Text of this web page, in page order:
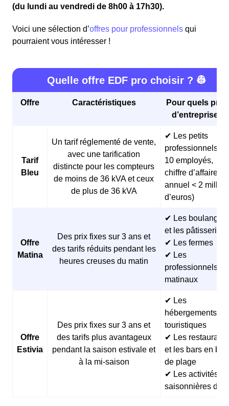
(du lundi au vendredi de 8h00 à 17h30).
Voici une sélection d’offres pour professionnels qui
pourraient vous intéresser !
Quelle offre EDF pro choisir ? 👷
Offre Caractéristiques
Pour quels
d’entreprises
Tarif
Bleu
Un tarif réglementé de vente,
avec une tarification
distincte pour les compteurs
de moins de 36 kVA et ceux
de plus de 36 kVA
✔ Les petits
professionnels (<
10 employés,
chiffre d’affaires
annuel < 2
d’euros)
Offre
Matina
Des prix fixes sur 3 ans et
des tarifs réduits pendant les
heures creuses du matin
✔ Les
et les pâtisseries
✔ Les fermes
✔ Les
professionnels
matinaux
Offre
Estivia
Des prix fixes sur 3 ans et
des tarifs plus avantageux
pendant la saison estivale et
à la mi-saison
✔ Les
hébergements
touristiques
✔ Les restaurants
et les bars en
de plage
✔ Les activités
saisonnières